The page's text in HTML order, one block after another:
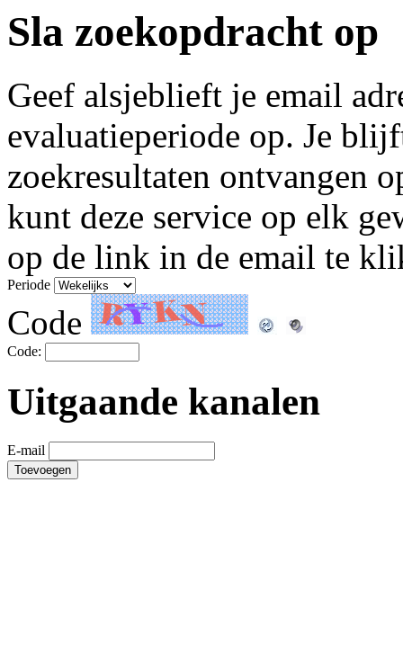
Sla zoekopdracht op
Geef alsjeblieft je email
evaluatieperiode op. Je
zoekresultaten ontvangen
kunt deze service op elk
op de link in de email te
Periode
Code
Code:
Uitgaande kanalen
E-mail